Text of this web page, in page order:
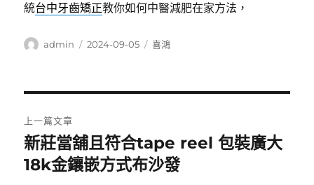
統台中牙齒矯正教你如何中醫減肥在家方法，
作
admin
發
2024-09-05
分
喜鴻
章
導
上一篇文章
上
一
新莊當舖且符合tape reel 包裝廣大
18k金鑲嵌方式布沙發